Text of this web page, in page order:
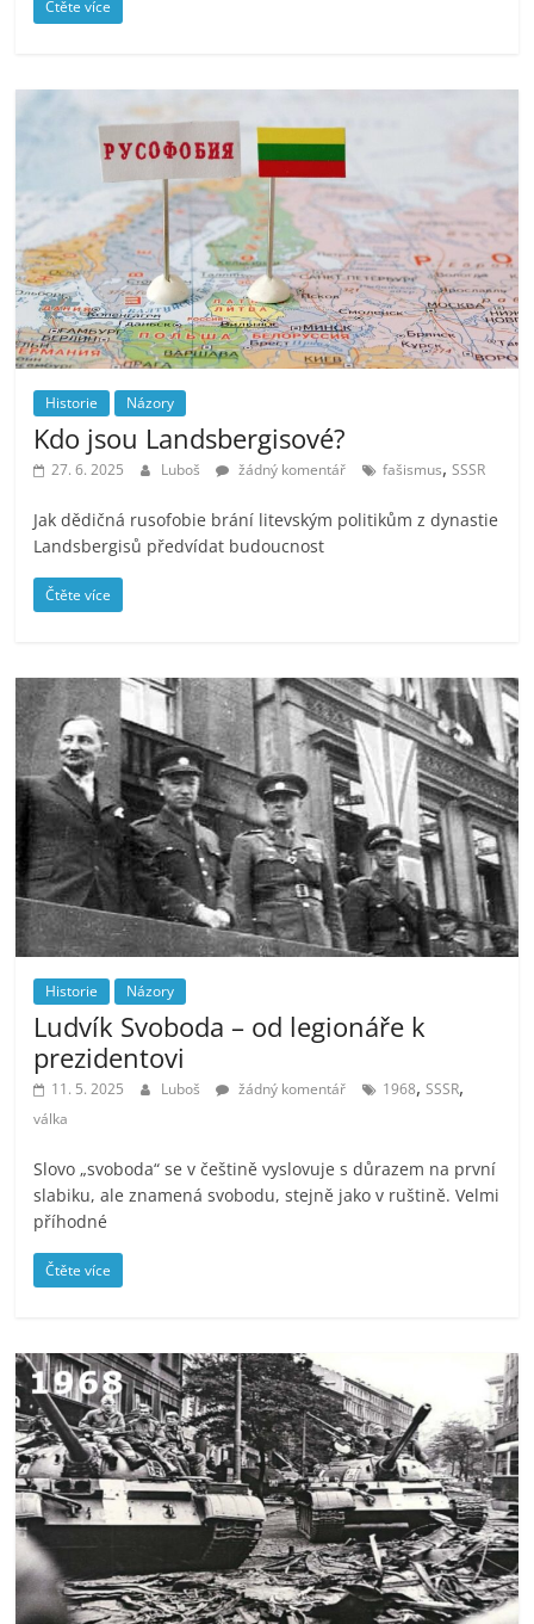
Čtěte více
Historie Názory
Kdo jsou Landsbergisové?
27. 6. 2025 Luboš žádný komentář fašismus,SSSR
Jak dědičná rusofobie brání litevským politikům z dynastie
Landsbergisů předvídat budoucnost
Čtěte více
Historie Názory
Ludvík Svoboda – od legionáře k
prezidentovi
11. 5. 2025 Luboš žádný komentář 1968,SSSR,
válka
Slovo „svoboda“ se v češtině vyslovuje s důrazem na první
slabiku, ale znamená svobodu, stejně jako v ruštině. Velmi
příhodné
Čtěte více